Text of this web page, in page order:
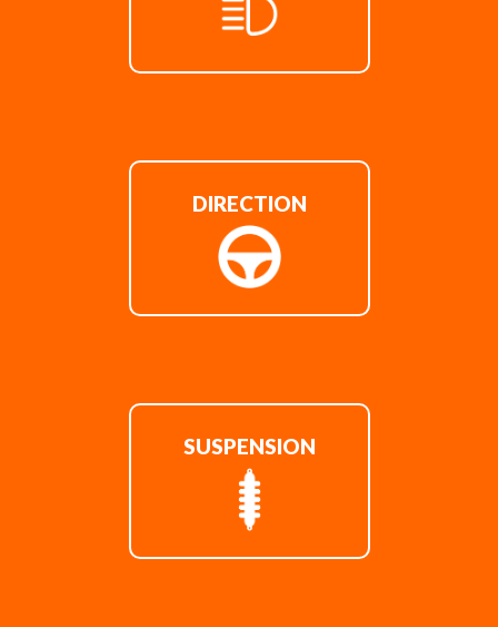
DIRECTION
SUSPENSION